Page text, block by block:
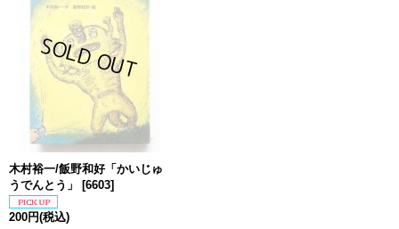
木村裕一/飯野和好「かいじゅ
うでんとう」
[6603]
200円(税込)